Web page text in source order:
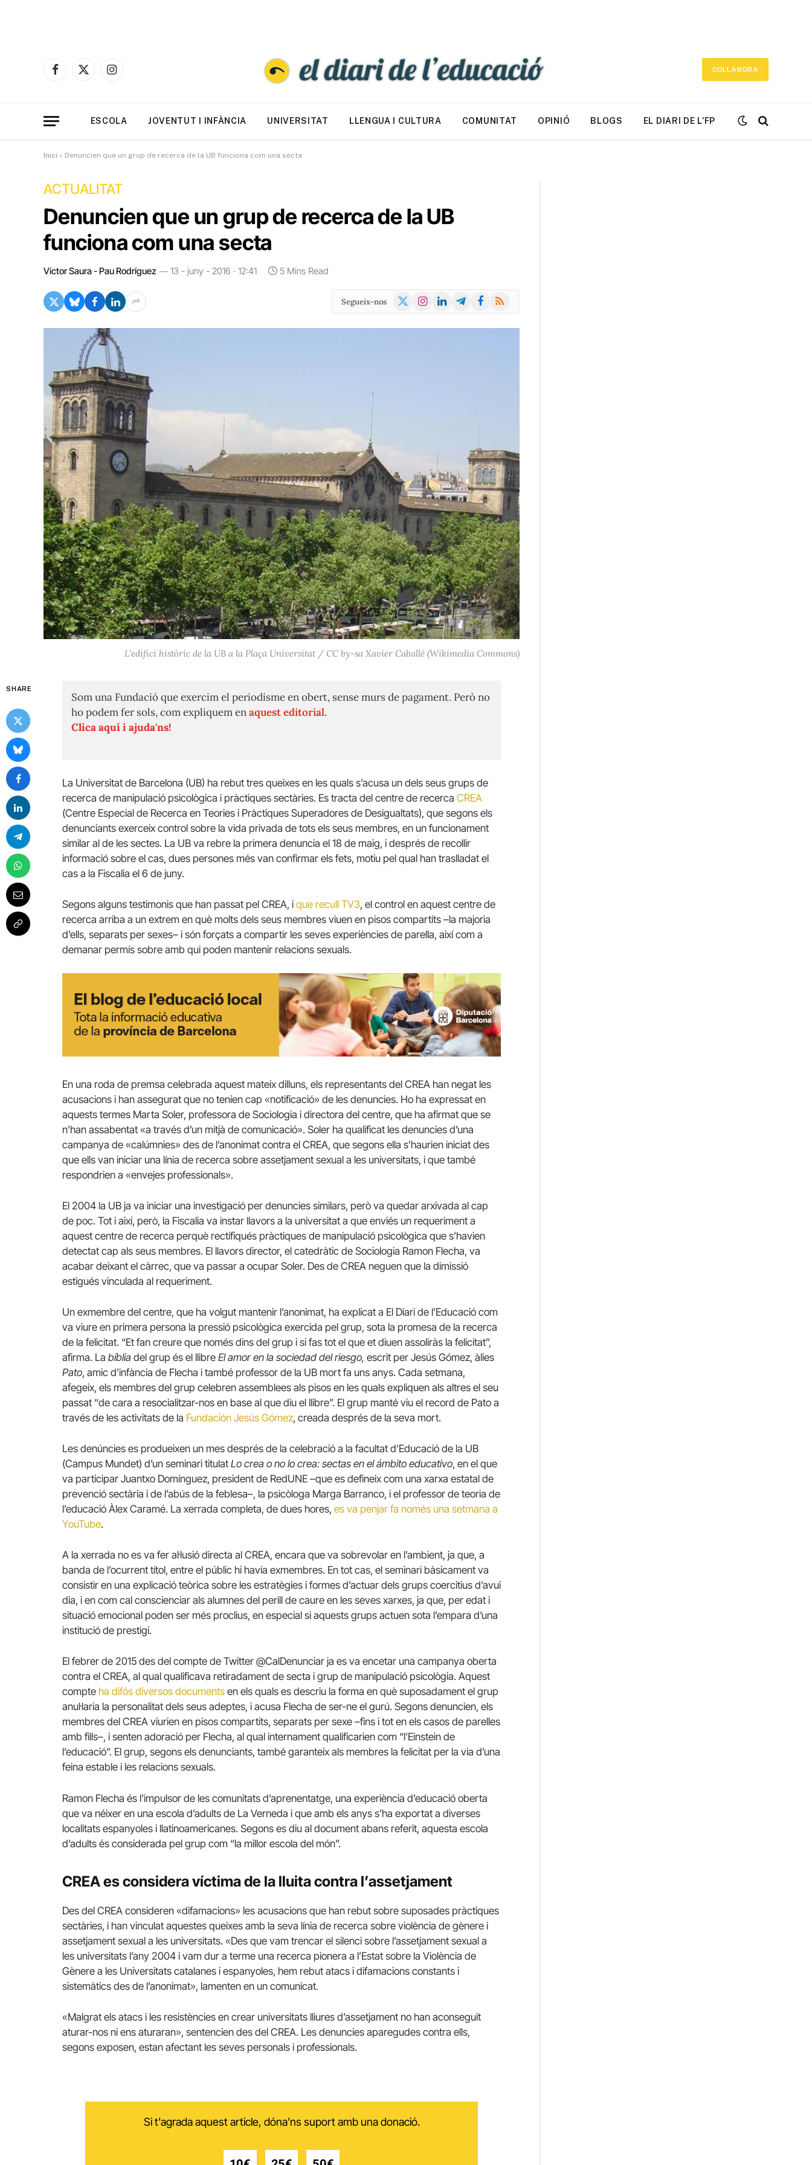
Facebook
X
Instagram
COL·LABORA
ESCOLA JOVENTUT I INFÀNCIA UNIVERSITAT LLENGUA I CULTURA COMUNITAT OPINIÓ BLOGS EL DIARI DE L’FP
Inici » Denuncien que un grup de recerca de la UB funciona com una secta
ACTUALITAT
Denuncien que un grup de recerca de la UB
funciona com una secta
Víctor Saura - Pau Rodríguez 13 - juny - 2016 · 12:41 5 Mins Read
Segueix-nos
X
Instagram
LinkedInTelegramFacebook
RSS
L'edifici històric de la UB a la Plaça Universitat / CC by-sa Xavier Caballé (Wikimedia Commons)
SHARE
Som una Fundació que exercim el periodisme en obert, sense murs de pagament. Però no
ho podem fer sols, com expliquem enaquest editorial.
Clica aquí i ajuda'ns!
La Universitat de Barcelona (UB) ha rebut tres queixes en les quals s’acusa un dels seus grups de
recerca de manipulació psicològica i pràctiques sectàries. Es tracta del centre de recerca CREA
(Centre Especial de Recerca en Teories i Pràctiques Superadores de Desigualtats), que segons els
denunciants exerceix control sobre la vida privada de tots els seus membres, en un funcionament
similar al de les sectes. La UB va rebre la primera denuncia el 18 de maig, i després de recollir
informació sobre el cas, dues persones més van confirmar els fets, motiu pel qual han traslladat el
cas a la Fiscalia el 6 de juny.
Segons alguns testimonis que han passat pel CREA, i que recull TV3, el control en aquest centre de
recerca arriba a un extrem en què molts dels seus membres viuen en pisos compartits –la majoria
d’ells, separats per sexes– i són forçats a compartir les seves experiències de parella, així com a
demanar permís sobre amb qui poden mantenir relacions sexuals.
En una roda de premsa celebrada aquest mateix dilluns, els representants del CREA han negat les
acusacions i han assegurat que no tenien cap «notificació» de les denuncies. Ho ha expressat en
aquests termes Marta Soler, professora de Sociologia i directora del centre, que ha afirmat que se
n’han assabentat «a través d’un mitjà de comunicació». Soler ha qualificat les denuncies d’una
campanya de «calúmnies» des de l’anonimat contra el CREA, que segons ella s’haurien iniciat des
que ells van iniciar una línia de recerca sobre assetjament sexual a les universitats, i que també
respondrien a «envejes professionals».
El 2004 la UB ja va iniciar una investigació per denuncies similars, però va quedar arxivada al cap
de poc. Tot i així, però, la Fiscalia va instar llavors a la universitat a que enviés un requeriment a
aquest centre de recerca perquè rectifiqués pràctiques de manipulació psicològica que s’havien
detectat cap als seus membres. El llavors director, el catedràtic de Sociologia Ramon Flecha, va
acabar deixant el càrrec, que va passar a ocupar Soler. Des de CREA neguen que la dimissió
estigués vinculada al requeriment.
Un exmembre del centre, que ha volgut mantenir l’anonimat, ha explicat a El Diari de l’Educació com
va viure en primera persona la pressió psicològica exercida pel grup, sota la promesa de la recerca
de la felicitat. “Et fan creure que només dins del grup i si fas tot el que et diuen assoliràs la felicitat”,
afirma. La bíblia del grup és el llibre El amor en la sociedad del riesgo, escrit per Jesús Gómez, àlies
Pato, amic d’infància de Flecha i també professor de la UB mort fa uns anys. Cada setmana,
afegeix, els membres del grup celebren assemblees als pisos en les quals expliquen als altres el seu
passat “de cara a resocialitzar-nos en base al que diu el llibre”. El grup manté viu el record de Pato a
través de les activitats de la Fundación Jesús Gómez, creada després de la seva mort.
Les denúncies es produeixen un mes després de la celebració a la facultat d’Educació de la UB
(Campus Mundet) d’un seminari titulat Lo crea o no lo crea: sectas en el ámbito educativo, en el que
va participar Juantxo Domínguez, president de RedUNE –que es defineix com una xarxa estatal de
prevenció sectària i de l’abús de la feblesa–, la psicòloga Marga Barranco, i el professor de teoria de
l’educació Àlex Caramé. La xerrada completa, de dues hores, es va penjar fa només una setmana a
YouTube.
A la xerrada no es va fer al·lusió directa al CREA, encara que va sobrevolar en l’ambient, ja que, a
banda de l’ocurrent títol, entre el públic hi havia exmembres. En tot cas, el seminari bàsicament va
consistir en una explicació teòrica sobre les estratègies i formes d’actuar dels grups coercitius d’avui
dia, i en com cal conscienciar als alumnes del perill de caure en les seves xarxes, ja que, per edat i
situació emocional poden ser més proclius, en especial si aquests grups actuen sota l’empara d’una
institució de prestigi.
El febrer de 2015 des del compte de Twitter @CalDenunciar ja es va encetar una campanya oberta
contra el CREA, al qual qualificava retiradament de secta i grup de manipulació psicològia. Aquest
compte ha difós diversos documents en els quals es descriu la forma en què suposadament el grup
anul·laria la personalitat dels seus adeptes, i acusa Flecha de ser-ne el gurú. Segons denuncien, els
membres del CREA viurien en pisos compartits, separats per sexe –fins i tot en els casos de parelles
amb fills–, i senten adoració per Flecha, al qual internament qualificarien com “l’Einstein de
l’educació”. El grup, segons els denunciants, també garanteix als membres la felicitat per la via d’una
feina estable i les relacions sexuals.
Ramon Flecha és l’impulsor de les comunitats d’aprenentatge, una experiència d’educació oberta
que va néixer en una escola d’adults de La Verneda i que amb els anys s’ha exportat a diverses
localitats espanyoles i llatinoamericanes. Segons es diu al document abans referit, aquesta escola
d’adults és considerada pel grup com “la millor escola del món”.
CREA es considera víctima de la lluita contra l’assetjament
Des del CREA consideren «difamacions» les acusacions que han rebut sobre suposades pràctiques
sectàries, i han vinculat aquestes queixes amb la seva línia de recerca sobre violència de gènere i
assetjament sexual a les universitats. «Des que vam trencar el silenci sobre l’assetjament sexual a
les universitats l’any 2004 i vam dur a terme una recerca pionera a l’Estat sobre la Violència de
Gènere a les Universitats catalanes i espanyoles, hem rebut atacs i difamacions constants i
sistemàtics des de l’anonimat», lamenten en un comunicat.
«Malgrat els atacs i les resistències en crear universitats lliures d’assetjament no han aconseguit
aturar-nos ni ens aturaran», sentencien des del CREA. Les denuncies aparegudes contra ells,
segons exposen, estan afectant les seves personals i professionals.
Si t'agrada aquest article, dóna'ns suport amb una donació.